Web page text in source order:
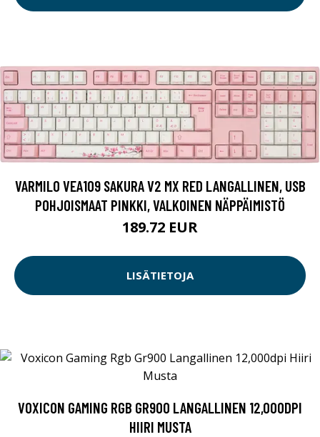
VARMILO VEA109 SAKURA V2 MX RED LANGALLINEN, USB
POHJOISMAAT PINKKI, VALKOINEN NÄPPÄIMISTÖ
189.72 EUR
LISÄTIETOJA
VOXICON GAMING RGB GR900 LANGALLINEN 12,000DPI
HIIRI MUSTA